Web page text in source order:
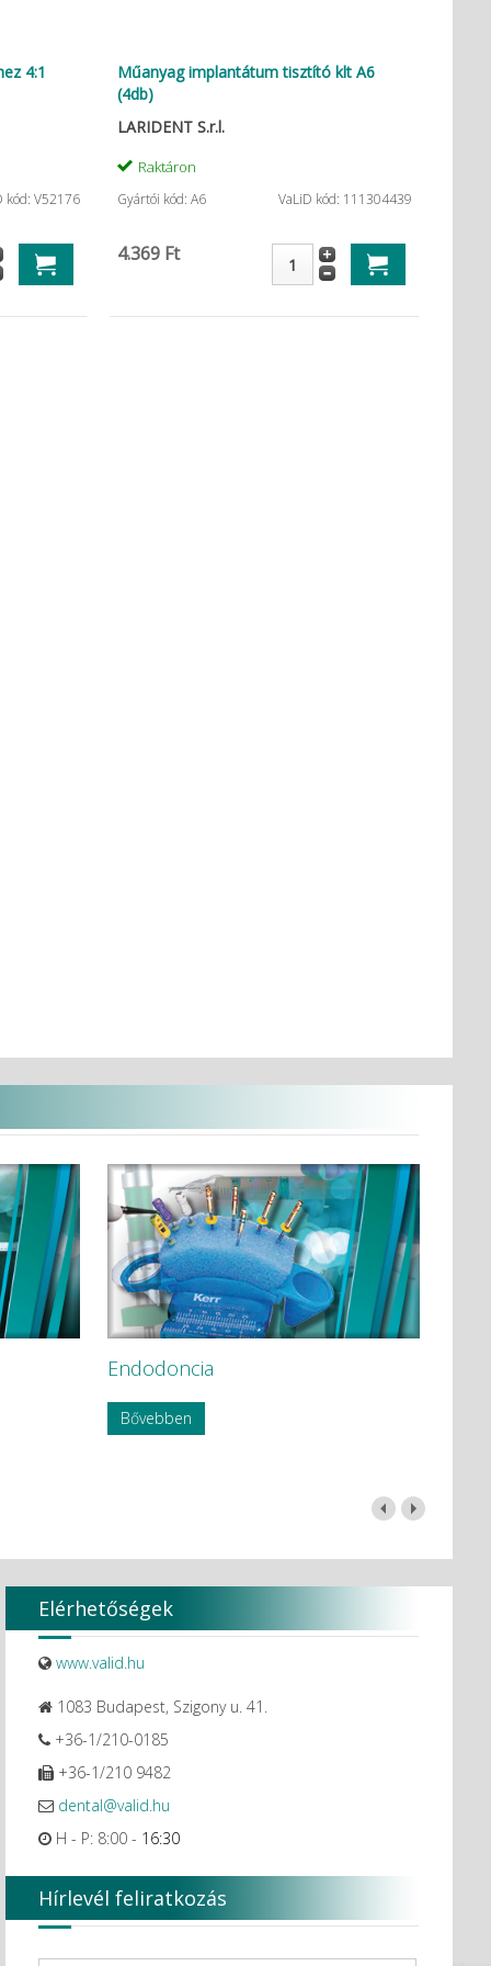
4:1
kód: V52176
Műanyag implantátum tisztító klt A6
(4db)
LARIDENT S.r.l.
Raktáron
Gyártói kód: A6 VaLiD kód: 111304439
4.369 Ft
Endodoncia
Bővebben
Elérhetőségek
www.valid.hu
1083 Budapest, Szigony u. 41.
+36-1/210-0185
+36-1/210 9482
dental@valid.hu
H - P: 8:00 - 16:30
Hírlevél feliratkozás